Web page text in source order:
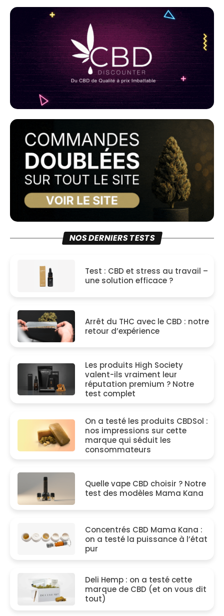
NOS DERNIERS TESTS
Test : CBD et stress au travail –
une solution efficace ?
Arrêt du THC avec le CBD : notre
retour d’expérience
Les produits High Society
valent-ils vraiment leur
réputation premium ? Notre
test complet
On a testé les produits CBDSol :
nos impressions sur cette
marque qui séduit les
consommateurs
Quelle vape CBD choisir ? Notre
test des modèles Mama Kana
Concentrés CBD Mama Kana :
on a testé la puissance à l’état
pur
Deli Hemp : on a testé cette
marque de CBD (et on vous dit
tout)